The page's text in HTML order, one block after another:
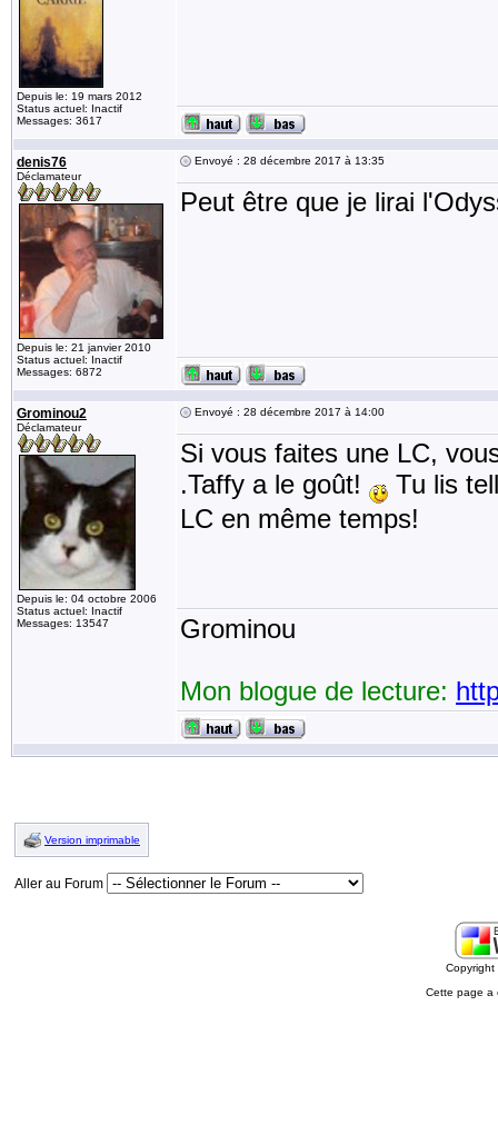
Depuis le: 19 mars 2012
Status actuel: Inactif
Messages: 3617
denis76
Déclamateur
Depuis le: 21 janvier 2010
Status actuel: Inactif
Messages: 6872
Envoyé : 28 décembre 2017 à 13:35
Peut être que je lirai
Grominou2
Déclamateur
Depuis le: 04 octobre 2006
Status actuel: Inactif
Messages: 13547
Envoyé : 28 décembre 2017 à 14:00
Si vous faites une LC,
.Taffy a le goût!
Tu lis
LC en même temps!
Grominou
Mon blogue de lecture:
Version imprimable
Aller au Forum
Cette page a